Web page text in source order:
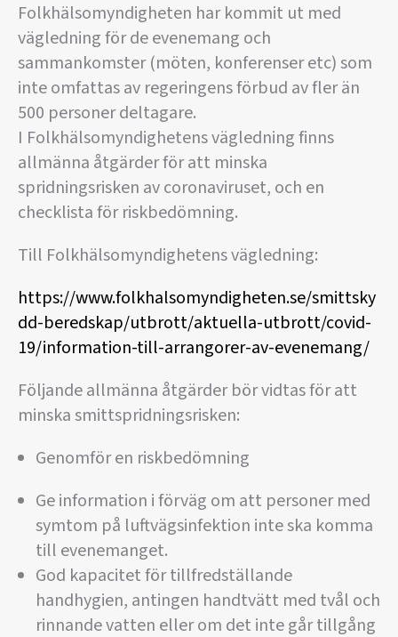
Folkhälsomyndigheten har kommit ut med
vägledning för de evenemang och
sammankomster (möten, konferenser etc) som
inte omfattas av regeringens förbud av fler än
500 personer deltagare.
I Folkhälsomyndighetens vägledning finns
allmänna åtgärder för att minska
spridningsrisken av coronaviruset, och en
checklista för riskbedömning.
Till Folkhälsomyndighetens vägledning:
https://www.folkhalsomyndigheten.se/smittsky
dd-beredskap/utbrott/aktuella-utbrott/covid-
19/information-till-arrangorer-av-evenemang/
Följande allmänna åtgärder bör vidtas för att
minska smittspridningsrisken:
Genomför en riskbedömning
Ge information i förväg om att personer med
symtom på luftvägsinfektion inte ska komma
till evenemanget.
God kapacitet för tillfredställande
handhygien, antingen handtvätt med tvål och
rinnande vatten eller om det inte går tillgång